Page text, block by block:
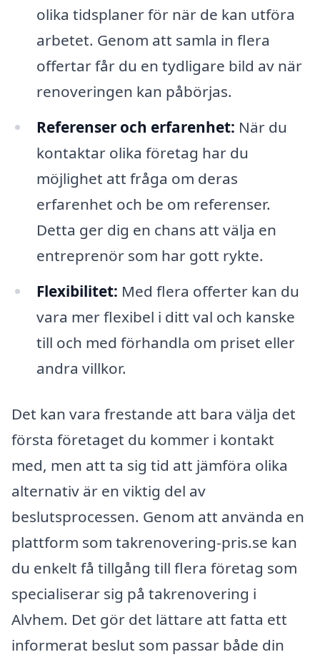
olika tidsplaner för när de kan utföra
arbetet. Genom att samla in flera
offertar får du en tydligare bild av när
renoveringen kan påbörjas.
Referenser och erfarenhet: När du
kontaktar olika företag har du
möjlighet att fråga om deras
erfarenhet och be om referenser.
Detta ger dig en chans att välja en
entreprenör som har gott rykte.
Flexibilitet: Med flera offerter kan du
vara mer flexibel i ditt val och kanske
till och med förhandla om priset eller
andra villkor.
Det kan vara frestande att bara välja det
första företaget du kommer i kontakt
med, men att ta sig tid att jämföra olika
alternativ är en viktig del av
beslutsprocessen. Genom att använda en
plattform som takrenovering-pris.se kan
du enkelt få tillgång till flera företag som
specialiserar sig på takrenovering i
Alvhem. Det gör det lättare att fatta ett
informerat beslut som passar både din